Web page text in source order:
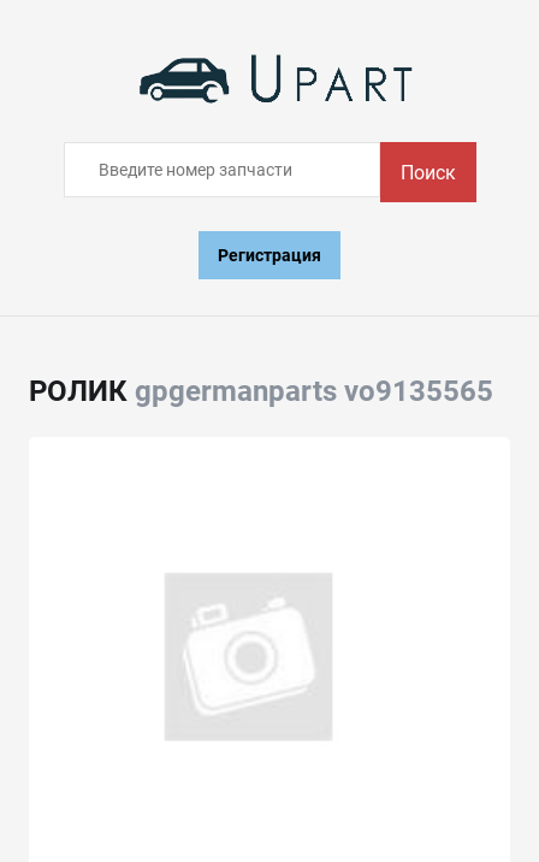
Поиск
Регистрация
РОЛИК gpgermanparts vo9135565